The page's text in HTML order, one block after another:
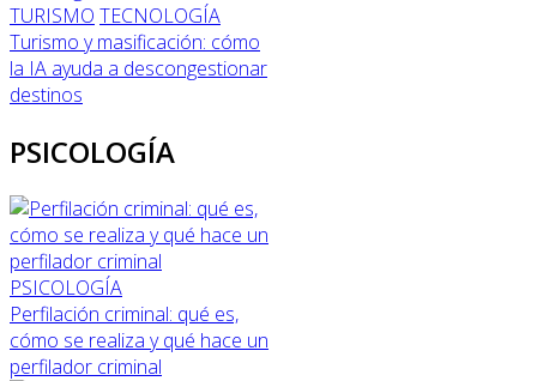
TURISMO TECNOLOGÍA
Turismo y masificación: cómo
la IA ayuda a descongestionar
destinos
PSICOLOGÍA
PSICOLOGÍA
Perfilación criminal: qué es,
cómo se realiza y qué hace un
perfilador criminal